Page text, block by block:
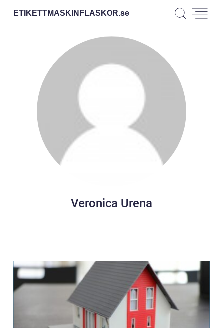
ETIKETTMASKINFLASKOR.se
Veronica Urena